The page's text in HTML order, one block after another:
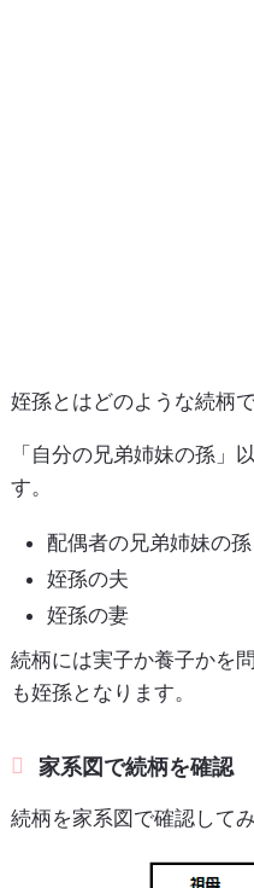
姪孫とはどのような続柄で
「自分の兄弟姉妹の孫」
す。
配偶者の兄弟姉妹の孫
姪孫の夫
姪孫の妻
続柄には実子か養子かを
も姪孫となります。
家系図で続柄を確認
続柄を家系図で確認して